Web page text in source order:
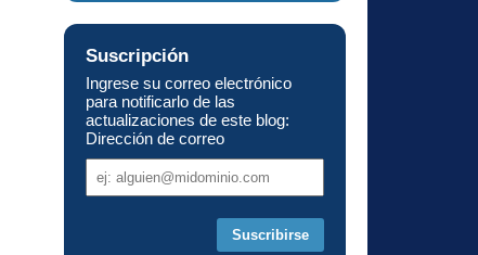
Suscripción
Ingrese su correo electrónico
para notificarlo de las
actualizaciones de este blog:
Dirección de correo
de